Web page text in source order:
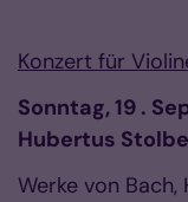
Konzert für
Sonntag, 19 .
Hubertus
Werke von Bach,